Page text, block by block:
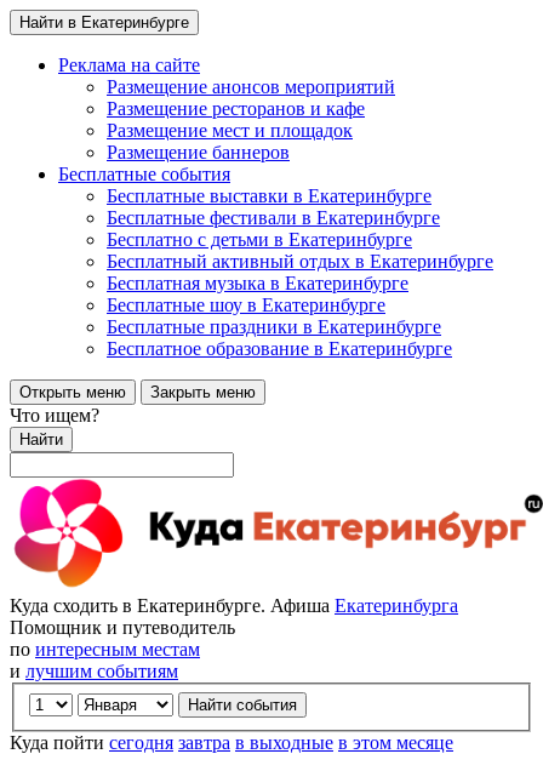
Найти в Екатеринбурге
Реклама на сайте
Размещение анонсов мероприятий
Размещение ресторанов и кафе
Размещение мест и площадок
Размещение баннеров
Бесплатные события
Бесплатные выставки в Екатеринбурге
Бесплатные фестивали в Екатеринбурге
Бесплатно с детьми в Екатеринбурге
Бесплатный активный отдых в Екатеринбурге
Бесплатная музыка в Екатеринбурге
Бесплатные шоу в Екатеринбурге
Бесплатные праздники в Екатеринбурге
Бесплатное образование в Екатеринбурге
Открыть меню Закрыть меню
Что ищем?
Найти
Куда сходить в Екатеринбурге. Афиша Екатеринбурга
Помощник и путеводитель
по интересным местам
и лучшим событиям
Куда пойти сегодня завтра в выходные в этом месяце